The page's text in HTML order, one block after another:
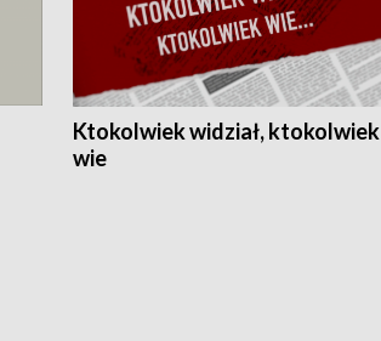
Ktokolwiek widział, ktokolwiek
wie